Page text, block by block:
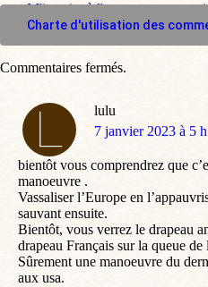
M'inscrire à l'espace
Charte d'utilisation des
lulu
dit
7 janvier 2023 à 5
bientôt vous comprendrez que
manoeuvre .
Vassaliser l’Europe en
sauvant ensuite.
Bientôt, vous verrez le drapeau
drapeau Français sur la queue de
Sûrement une manoeuvre du
aux usa.
Commentaires fermés.